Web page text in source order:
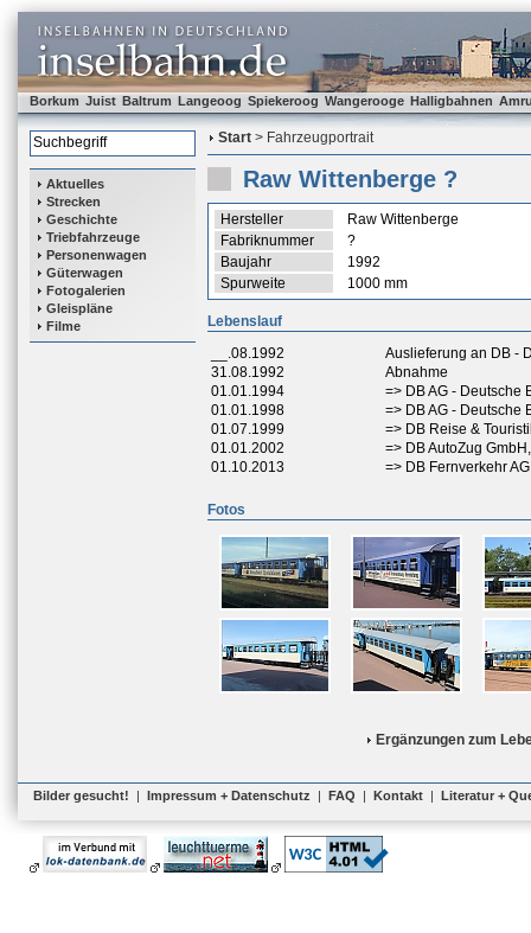
Borkum Juist Baltrum Langeoog Spiekeroog Wangerooge Halligbahnen
Aktuelles
Strecken
Geschichte
Triebfahrzeuge
Personenwagen
Güterwagen
Fotogalerien
Gleispläne
Filme
Start > Fahrzeugportrait
Raw Wittenberge ?
Hersteller
Raw Wittenberge
Fabriknummer
?
Baujahr
1992
Spurweite
1000 mm
Lebenslauf
__.08.1992
Auslieferung an DB -
31.08.1992
Abnahme
01.01.1994
=> DB AG - Deutsche
01.01.1998
=> DB AG - Deutsche
01.07.1999
=> DB Reise &
01.01.2002
=> DB AutoZug
01.10.2013
=> DB Fernverkehr AG
Fotos
Ergänzungen zum
Bilder gesucht! | Impressum + Datenschutz | FAQ | Kontakt | Literatur +